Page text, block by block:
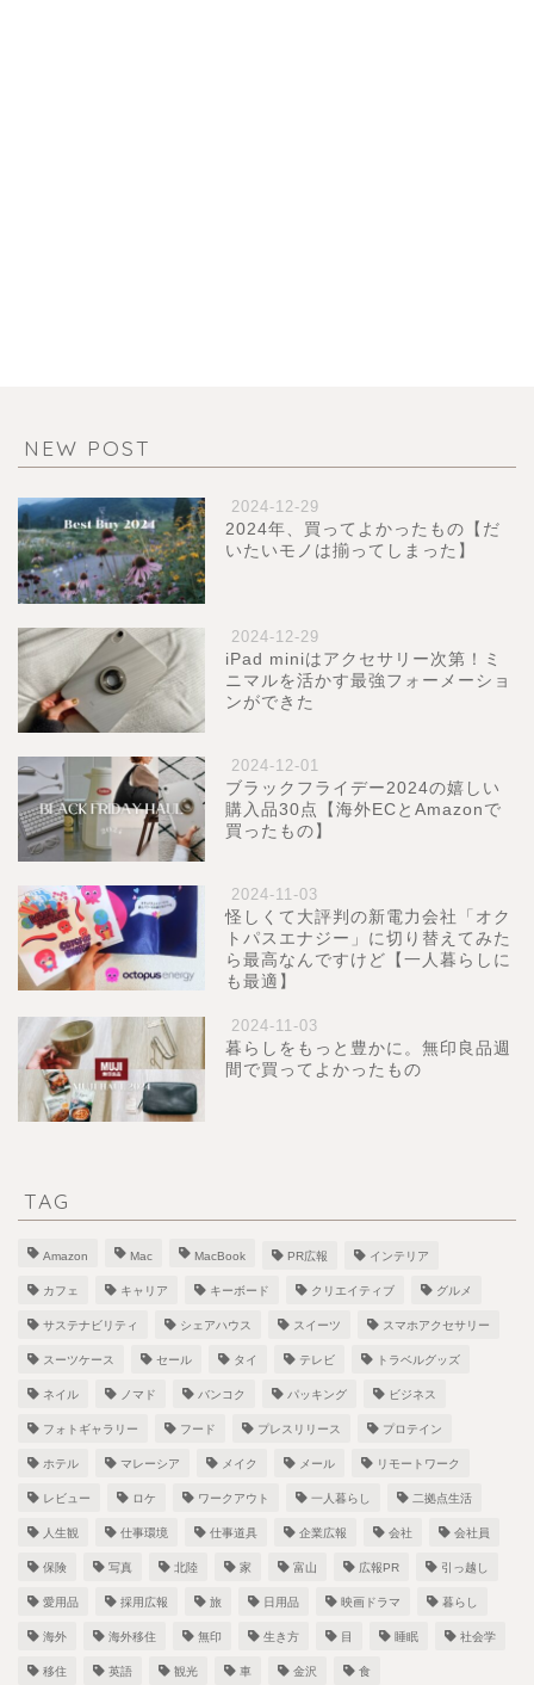
NEW POST
2024-12-29
2024年、買ってよかったもの【だ
いたいモノは揃ってしまった】
2024-12-29
iPad miniはアクセサリー次第！ミ
ニマルを活かす最強フォーメーショ
ンができた
2024-12-01
ブラックフライデー2024の嬉しい
購入品30点【海外ECとAmazonで
買ったもの】
2024-11-03
怪しくて大評判の新電力会社「オク
トパスエナジー」に切り替えてみた
ら最高なんですけど【一人暮らしに
も最適】
2024-11-03
暮らしをもっと豊かに。無印良品週
間で買ってよかったもの
TAG
Amazon Mac MacBook PR広報 インテリア
カフェ キャリア キーボード クリエイティブ グルメ
サステナビリティ シェアハウス スイーツ スマホアクセサリー
スーツケース セール タイ テレビ トラベルグッズ
ネイル ノマド バンコク パッキング ビジネス
フォトギャラリー フード プレスリリース プロテイン
ホテル マレーシア メイク メール リモートワーク
レビュー ロケ ワークアウト 一人暮らし 二拠点生活
人生観 仕事環境 仕事道具 企業広報 会社 会社員
保険 写真 北陸 家 富山 広報PR 引っ越し
愛用品 採用広報 旅 日用品 映画ドラマ 暮らし
海外 海外移住 無印 生き方 目 睡眠 社会学
移住 英語 観光 車 金沢 食